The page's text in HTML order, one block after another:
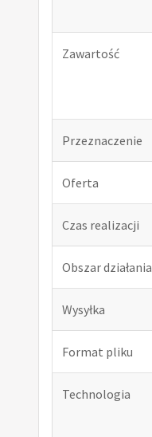
Zawartość
Przeznaczenie
Oferta
Czas realizacji
Obszar działania
Wysyłka
Format pliku
Technologia